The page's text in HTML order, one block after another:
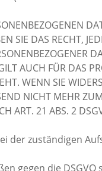
SIE DAS RECHT,
AUCH FÜR DAS
WENN SIE
NICHT MEHR
ART. 21 ABS. 2
der zuständigen
gegen die